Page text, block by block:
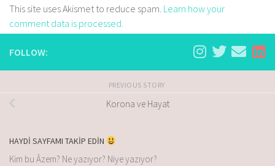
This site uses Akismet to reduce spam. Learn how your
comment data is processed.
FOLLOW:
PREVIOUS STORY
Korona ve Hayat
HAYDİ SAYFAMI TAKİP EDİN
Kim bu Âzem? Ne yazıyor? Niye yazıyor?